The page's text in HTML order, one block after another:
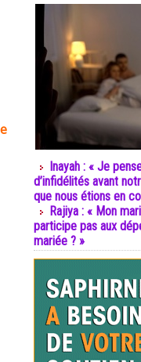
Inayah : « Je
d’infidélités avant
que nous étions en
Rajiya : « Mon
participe pas aux
mariée ? »